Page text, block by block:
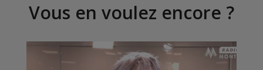
Vous en voulez encore ?